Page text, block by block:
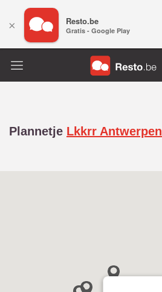
Plannetje Lkkrr Antwerpen
× Resto.be
Gratis - Google Play